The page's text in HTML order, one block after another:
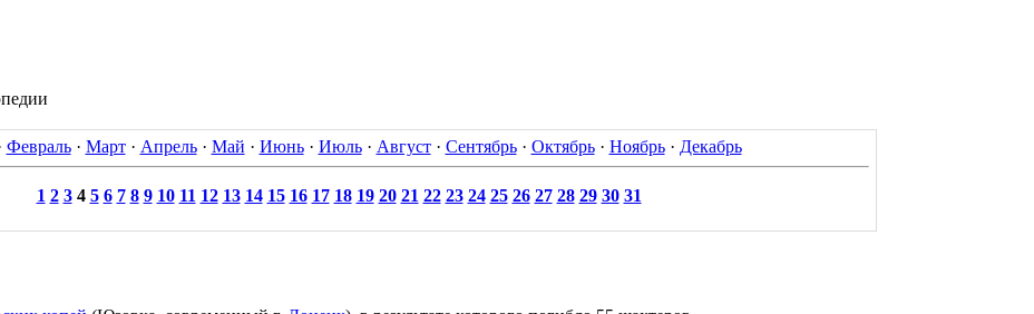
Февраль· Март· Апрель· Май · Июнь· Июль· Август· Сентябрь· Октябрь· Ноябрь· Декабрь
1 2 3 4 5 6 7 8 9 10 11 12 13 14 15 16 17 18 19 20 21 22 23 24 25 26 27 28 29 30 31